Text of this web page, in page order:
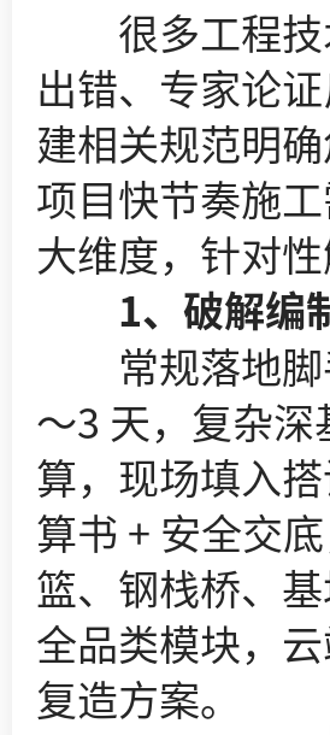
很多工程技
出错、专家论
建相关规范明
项目快节奏施
大维度，针对
1、破解编制
常规落地脚
～3 天，复杂
算，现场填入
算书 + 安全交
篮、钢栈桥、
全品类模块，
复造方案。